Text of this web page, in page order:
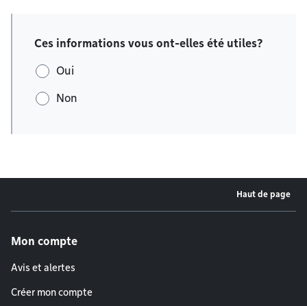
Ces informations vous ont-elles été utiles?
Oui
Non
Haut de page
Mon compte
Avis et alertes
Créer mon compte